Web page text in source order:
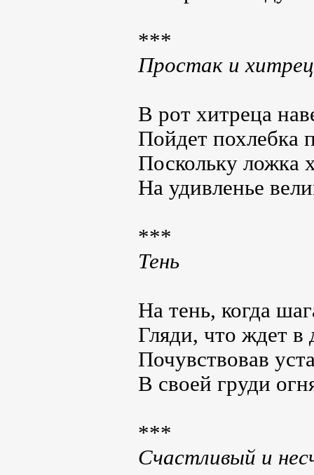
***
Простак и хитрец
В рот хитреца
Пойдет похлебка
Поскольку ложка
На удивленье
***
Тень
На тень, когда
Гляди, что ждет в
Почувствовав
В своей груди
***
Счастливый и